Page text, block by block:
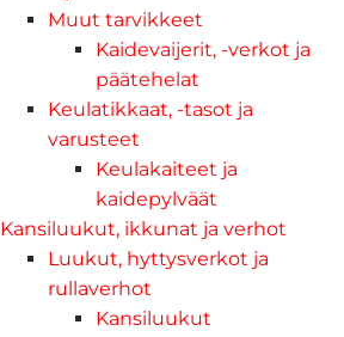
Muut tarvikkeet
Kaidevaijerit, -verkot ja
päätehelat
Keulatikkaat, -tasot ja
varusteet
Keulakaiteet ja
kaidepylväät
Kansiluukut, ikkunat ja verhot
Luukut, hyttysverkot ja
rullaverhot
Kansiluukut